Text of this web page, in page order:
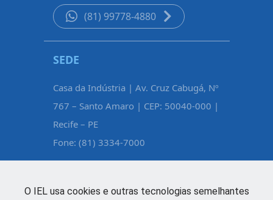
(81) 99778-4880
SEDE
Casa da Indústria | Av. Cruz Cabugá, Nº
767 – Santo Amaro | CEP: 50040-000 |
Recife – PE
Fone: (81) 3334-7000
O IEL usa cookies e outras tecnologias semelhantes